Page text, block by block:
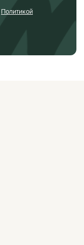
Политикой